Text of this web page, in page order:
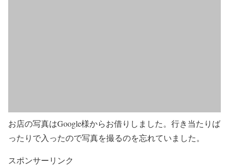
お店の写真はGoogle様からお借りしました。行き当たりば
ったりで入ったので写真を撮るのを忘れていました。
スポンサーリンク